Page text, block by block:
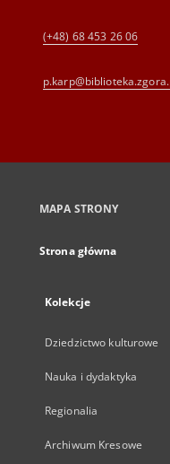
(+48) 68 453 26 06
MAPA STRONY
Strona główna
Kolekcje
Dziedzictwo kulturowe
Nauka i dydaktyka
Regionalia
Archiwum Kresowe